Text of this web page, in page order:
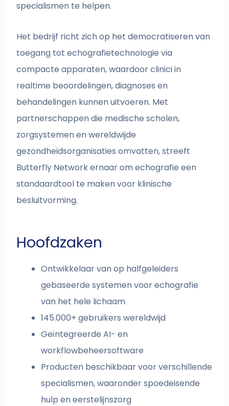
specialismen te helpen.
Het bedrijf richt zich op het democratiseren van
toegang tot echografietechnologie via
compacte apparaten, waardoor clinici in
realtime beoordelingen, diagnoses en
behandelingen kunnen uitvoeren. Met
partnerschappen die medische scholen,
zorgsystemen en wereldwijde
gezondheidsorganisaties omvatten, streeft
Butterfly Network ernaar om echografie een
standaardtool te maken voor klinische
besluitvorming.
Hoofdzaken
Ontwikkelaar van op halfgeleiders
gebaseerde systemen voor echografie
van het hele lichaam
145.000+ gebruikers wereldwijd
Geïntegreerde AI- en
workflowbeheersoftware
Producten beschikbaar voor verschillende
specialismen, waaronder spoedeisende
hulp en eerstelijnszorg